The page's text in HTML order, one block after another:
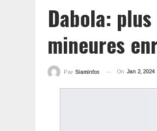
Dabola:
mineures
Par Siaminfos On Jan 2, 2024